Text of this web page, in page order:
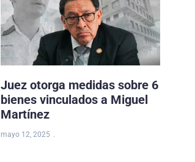
Juez otorga medidas sobre 6
bienes vinculados a Miguel
Martínez
mayo 12, 2025